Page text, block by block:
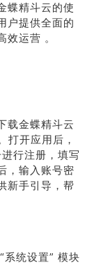
蝶精斗云的使
户提供全面的
运营 。
载金蝶精斗云
打开应用后，
行注册，填写
，输入账号密
新手引导，帮
系统设置” 模块